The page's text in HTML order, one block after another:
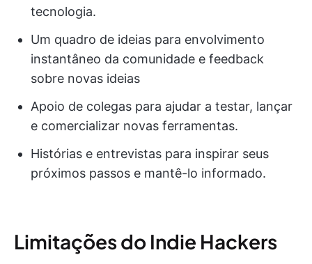
tecnologia.
Um quadro de ideias para envolvimento
instantâneo da comunidade e feedback
sobre novas ideias
Apoio de colegas para ajudar a testar, lançar
e comercializar novas ferramentas.
Histórias e entrevistas para inspirar seus
próximos passos e mantê-lo informado.
Limitações do Indie Hackers